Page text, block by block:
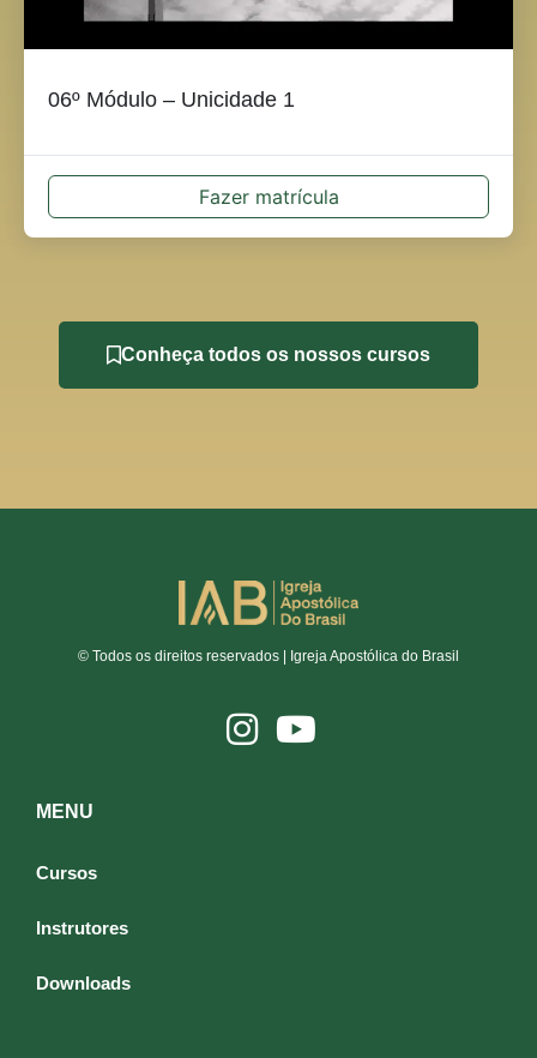
06º Módulo – Unicidade 1
Fazer matrícula
Conheça todos os nossos cursos
© Todos os direitos reservados | Igreja Apostólica do Brasil
MENU
Cursos
Instrutores
Downloads